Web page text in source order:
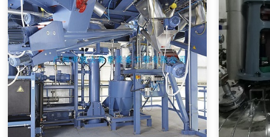
2020年08月18日
计算机在减重法施胶配料系统中的应用
在人造板减重法施胶计量监控过程中，采用计算机技术和PID
控制方法，完成系统的组态、设计、控制、管理等功能。配料
系统把单位时间内物料的前后重量差值转变为瞬时流量信号，
以该信号参与流量调节控制并进行物料累计积算管理。具有测